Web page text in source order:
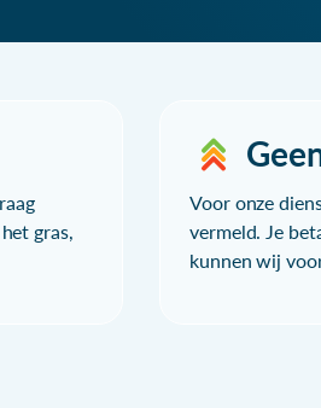
gras,
Voor onze
vermeld. Je
kunnen wij